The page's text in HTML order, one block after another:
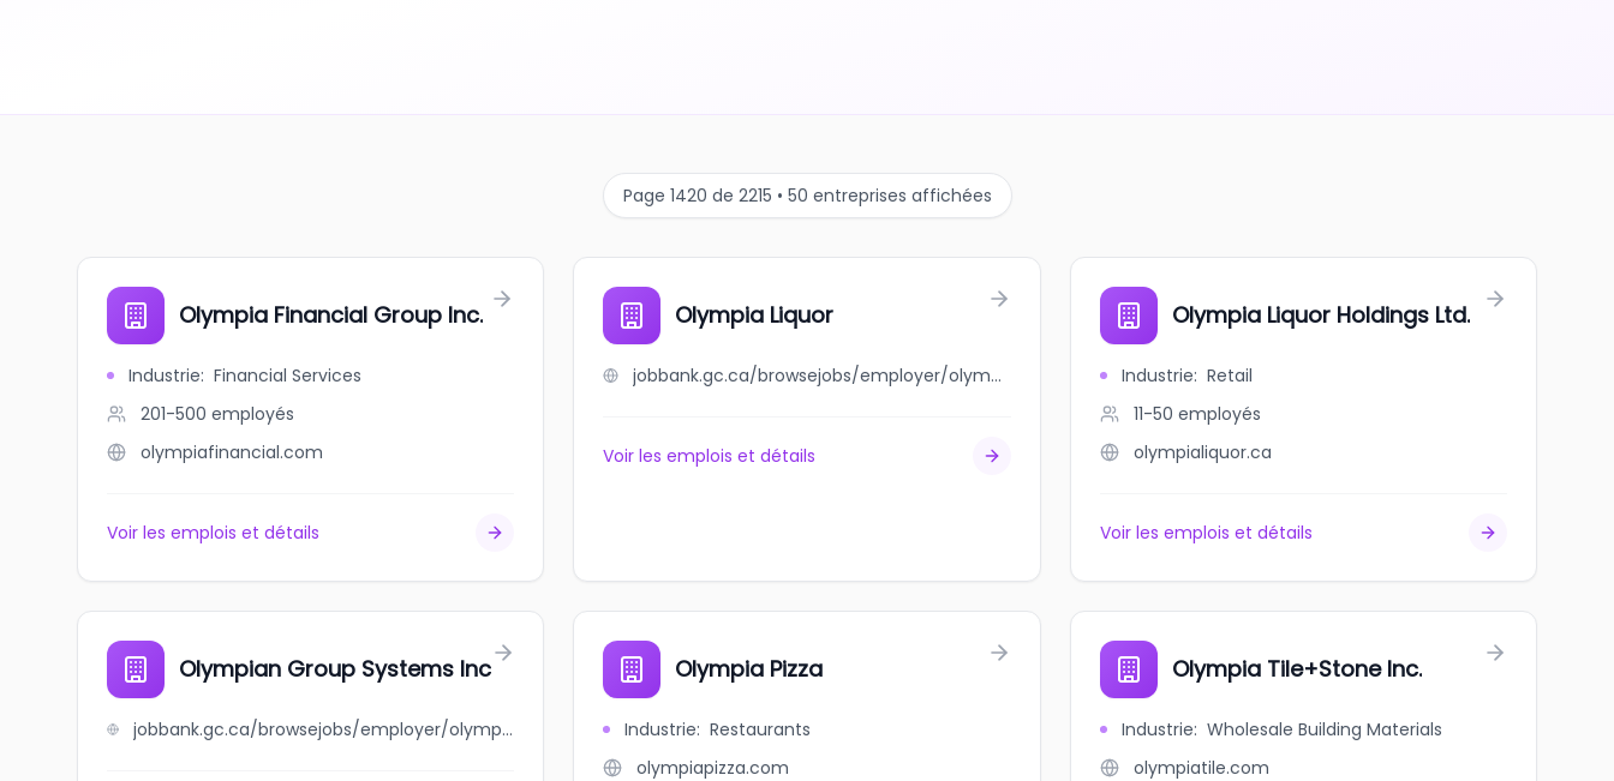
Page 1420 de 2215 • 50 entreprises affichées
Olympia Financial Group Inc.
Industrie: Financial Services
201-500 employés
olympiafinancial.com
Voir les emplois et détails
Olympia Liquor
jobbank.gc.ca/browsejobs/employer/olympia+liquor/ca
Voir les emplois et détails
Olympia Liquor Holdings Ltd.
Industrie: Retail
11-50 employés
olympialiquor.ca
Voir les emplois et détails
Olympian Group Systems Inc
jobbank.gc.ca/browsejobs/employer/olympian+group+systems+inc/ca
Olympia Pizza
Industrie: Restaurants
olympiapizza.com
Olympia Tile+Stone Inc.
Industrie: Wholesale Building Materials
olympiatile.com